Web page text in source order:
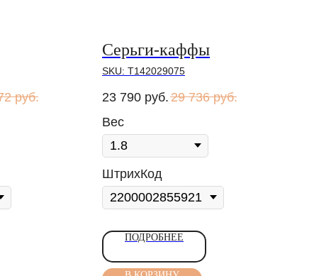
руб.
Серьги-каффы
SKU: Т142029075
23 790 руб. 29 736 руб.
Вес
ШтрихКод
ПОДРОБНЕЕ